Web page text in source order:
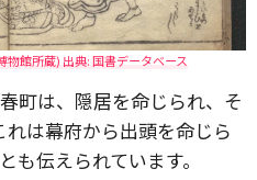
物館所蔵) 出典: 国書データベース
町は、隠居を命じられ、そ
は幕府から出頭を命じら
も伝えられています。